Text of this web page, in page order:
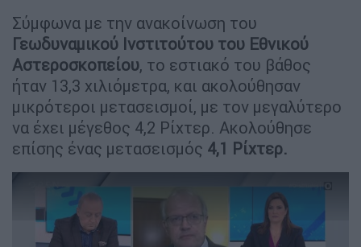
Σύμφωνα με την ανακοίνωση του
Γεωδυναμικού Ινστιτούτου του Εθνικού
Αστεροσκοπείου, το εστιακό του βάθος
ήταν 13,3 χιλιόμετρα, και ακολούθησαν
μικρότεροι μετασεισμοί, με τον μεγαλύτερο
να έχει μέγεθος 4,2 Ρίχτερ. Ακολούθησε
επίσης ένας μετασεισμός 4,1 Ρίχτερ.